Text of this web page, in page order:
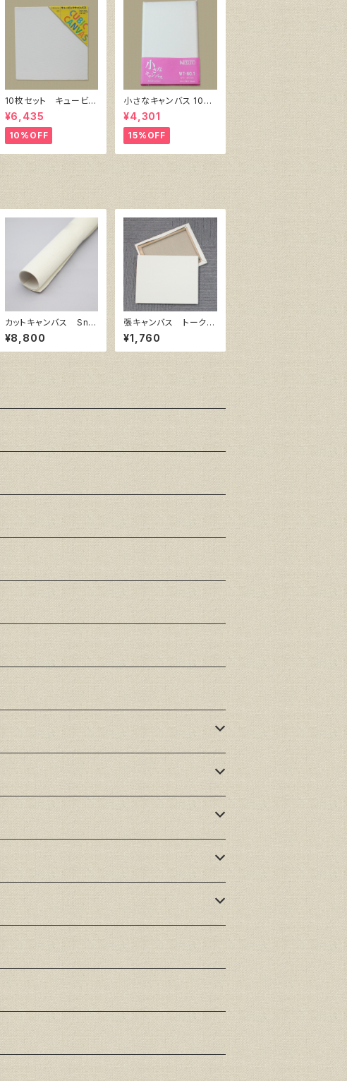
10枚セット キュービッ
ク・キャンバス白（縦150
㎜×横150㎜×厚38㎜）
¥6,435
10%OFF
小さなキャンバス 10枚
セット（ホワイト塗りキャ
ンバス張り）
¥4,301
15%OFF
カットキャンバス Sno
w White SPC F10
0
¥8,800
張キャンバス トーク
ロ イエロー 6号
¥1,760